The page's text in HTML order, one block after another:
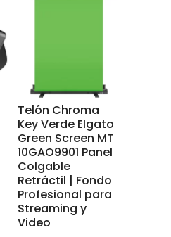
Telón Chroma
Key Verde Elgato
Green Screen MT
10GAO9901 Panel
Colgable
Retráctil | Fondo
Profesional para
Streaming y
Video